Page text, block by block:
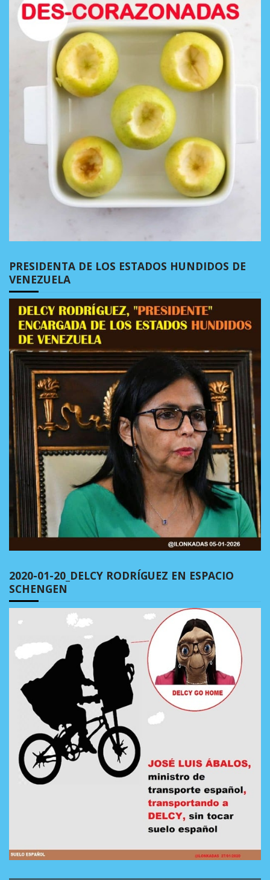
PRESIDENTA DE LOS ESTADOS HUNDIDOS DE
VENEZUELA
2020-01-20_DELCY RODRÍGUEZ EN ESPACIO
SCHENGEN